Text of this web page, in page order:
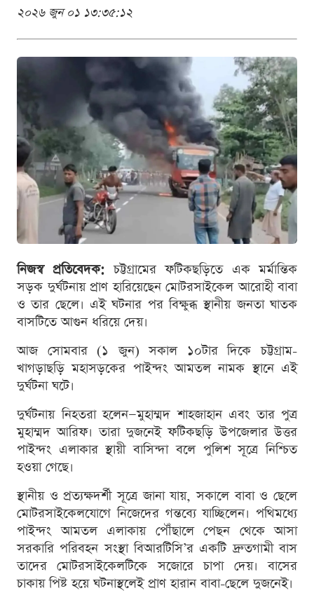
২০২৬ জুন ০১ ১৩:৩৫:১২
নিজস্ব প্রতিবেদক: চট্টগ্রামের ফটিকছড়িতে এক মর্মান্তিক
সড়ক দুর্ঘটনায় প্রাণ হারিয়েছেন মোটরসাইকেল আরোহী বাবা
ও তার ছেলে। এই ঘটনার পর বিক্ষুব্ধ স্থানীয় জনতা ঘাতক
বাসটিতে আগুন ধরিয়ে দেয়।
আজ সোমবার (১ জুন) সকাল ১০টার দিকে চট্টগ্রাম-
খাগড়াছড়ি মহাসড়কের পাইন্দং আমতল নামক স্থানে এই
দুর্ঘটনা ঘটে।
দুর্ঘটনায় নিহতরা হলেন—মুহাম্মদ শাহজাহান এবং তার পুত্র
মুহাম্মদ আরিফ। তারা দুজনেই ফটিকছড়ি উপজেলার উত্তর
পাইন্দং এলাকার স্থায়ী বাসিন্দা বলে পুলিশ সূত্রে নিশ্চিত
হওয়া গেছে।
স্থানীয় ও প্রত্যক্ষদর্শী সূত্রে জানা যায়, সকালে বাবা ও ছেলে
মোটরসাইকেলযোগে নিজেদের গন্তব্যে যাচ্ছিলেন। পথিমধ্যে
পাইন্দং আমতল এলাকায় পৌঁছালে পেছন থেকে আসা
সরকারি পরিবহন সংস্থা বিআরটিসি’র একটি দ্রুতগামী বাস
তাদের মোটরসাইকেলটিকে সজোরে চাপা দেয়। বাসের
চাকায় পিষ্ট হয়ে ঘটনাস্থলেই প্রাণ হারান বাবা-ছেলে দুজনেই।